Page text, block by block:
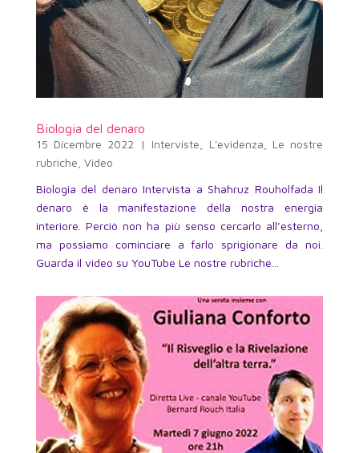
Biologia del denaro
15 Dicembre 2022 | Interviste L'evidenza
Le nostre
rubriche Video
Biologia del denaro Intervista a Shahruz Rouholfada Il
denaro è la manifestazione della nostra energia
interiore. Perciò non ha più senso cercarlo all’esterno,
ma possiamo cominciare a farlo sprigionare da noi.
Guarda il video su YouTube Le nostre rubriche...